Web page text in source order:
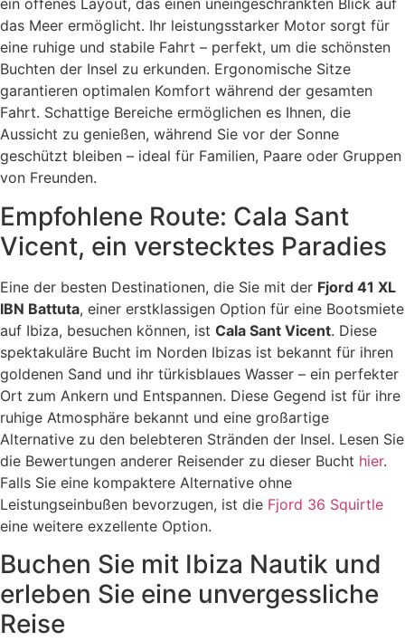
ein offenes Layout, das einen uneingeschränkten Blick auf
das Meer ermöglicht. Ihr leistungsstarker Motor sorgt für
eine ruhige und stabile Fahrt – perfekt, um die schönsten
Buchten der Insel zu erkunden. Ergonomische Sitze
garantieren optimalen Komfort während der gesamten
Fahrt. Schattige Bereiche ermöglichen es Ihnen, die
Aussicht zu genießen, während Sie vor der Sonne
geschützt bleiben – ideal für Familien, Paare oder Gruppen
von Freunden.
Empfohlene Route: Cala Sant
Vicent, ein verstecktes Paradies
Eine der besten Destinationen, die Sie mit der Fjord 41 XL
IBN Battuta, einer erstklassigen Option für eine Bootsmiete
auf Ibiza, besuchen können, ist Cala Sant Vicent. Diese
spektakuläre Bucht im Norden Ibizas ist bekannt für ihren
goldenen Sand und ihr türkisblaues Wasser – ein perfekter
Ort zum Ankern und Entspannen. Diese Gegend ist für ihre
ruhige Atmosphäre bekannt und eine großartige
Alternative zu den belebteren Stränden der Insel. Lesen Sie
die Bewertungen anderer Reisender zu dieser Bucht hier.
Falls Sie eine kompaktere Alternative ohne
Leistungseinbußen bevorzugen, ist die Fjord 36 Squirtle
eine weitere exzellente Option.
Buchen Sie mit Ibiza Nautik und
erleben Sie eine unvergessliche
Reise